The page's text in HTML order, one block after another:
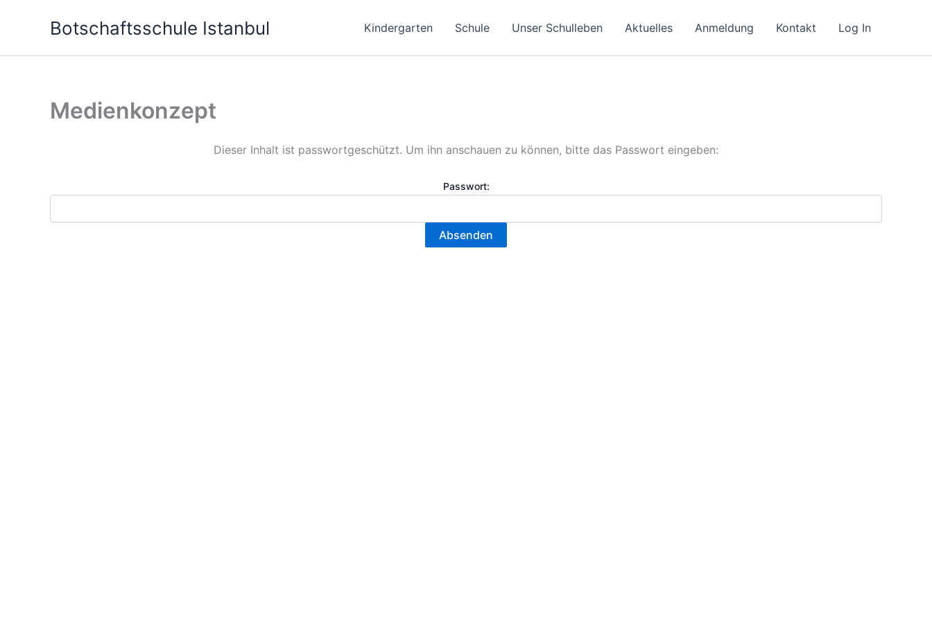
Botschaftsschule Istanbul Kindergarten Schule Unser Schulleben Aktuelles Anmeldung Kontakt Log In
Medienkonzept
Dieser Inhalt ist passwortgeschützt. Um ihn anschauen zu können, bitte das Passwort eingeben:
Passwort: